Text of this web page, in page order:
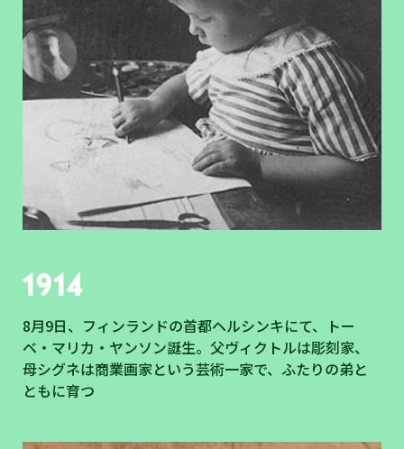
1914
8月9日、フィンランドの首都ヘルシンキにて、トー
ベ・マリカ・ヤンソン誕生。父ヴィクトルは彫刻家、
母シグネは商業画家という芸術一家で、ふたりの弟と
ともに育つ